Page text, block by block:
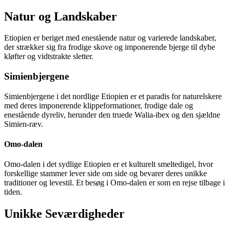
Natur og Landskaber
Etiopien er beriget med enestående natur og varierede landskaber,
der strækker sig fra frodige skove og imponerende bjerge til dybe
kløfter og vidtstrakte sletter.
Simienbjergene
Simienbjergene i det nordlige Etiopien er et paradis for naturelskere
med deres imponerende klippeformationer, frodige dale og
enestående dyreliv, herunder den truede Walia-ibex og den sjældne
Simien-ræv.
Omo-dalen
Omo-dalen i det sydlige Etiopien er et kulturelt smeltedigel, hvor
forskellige stammer lever side om side og bevarer deres unikke
traditioner og levestil. Et besøg i Omo-dalen er som en rejse tilbage i
tiden.
Unikke Seværdigheder